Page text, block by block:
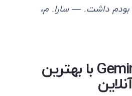
بودم داشت. — سارا. م،
مقایسه کامل Gemini با بهترین